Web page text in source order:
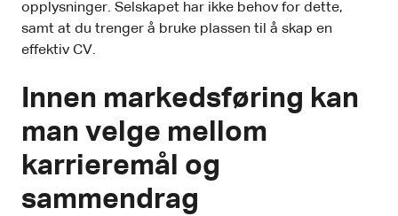
opplysninger. Selskapet har ikke behov for dette,
samt at du trenger å bruke plassen til å skap en
effektiv CV.
Innen markedsføring kan
man velge mellom
karrieremål og
sammendrag